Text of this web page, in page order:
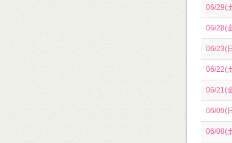
06/29(
06/28(
06/23(
06/22(
06/21(
06/09(
06/08(